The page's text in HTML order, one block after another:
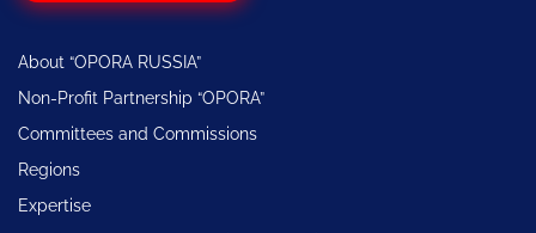
About “OPORA RUSSIA”
Non-Profit Partnership “OPORA”
Committees and Commissions
Regions
Expertise